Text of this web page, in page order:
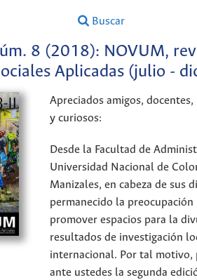
Buscar
8 (2018): NOVUM,
Aplicadas (julio -
Apreciados amigos,
y curiosos:
Desde la Facultad de
Universidad Nacional de
Manizales, en cabeza de sus
permanecido la
promover espacios para la
resultados de investigación
internacional. Por tal motivo,
ante ustedes la segunda